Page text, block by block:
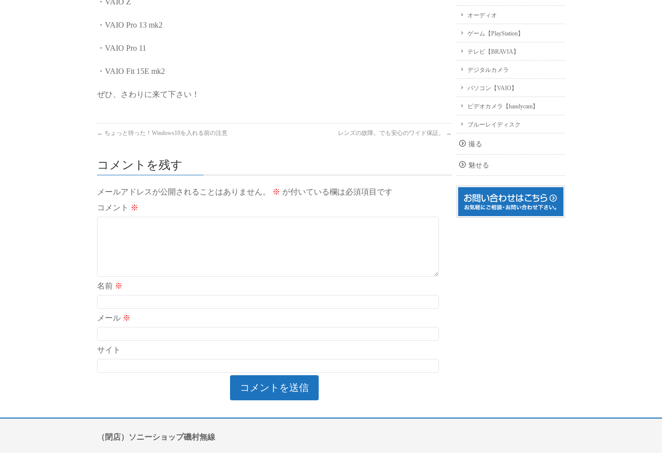
・VAIO Z
・VAIO Pro 13 mk2
・VAIO Pro 11
・VAIO Fit 15E mk2
ぜひ、さわりに来て下さい！
← ちょっと待った！Windows10を入れる前の注意 レンズの故障。でも安心のワイド保証。 →
コメントを残す
メールアドレスが公開されることはありません。 ※ が付いている欄は必須項目です
コメント ※
名前 ※
メール ※
サイト
オーディオ
ゲーム【PlayStation】
テレビ【BRAVIA】
デジタルカメラ
パソコン【VAIO】
ビデオカメラ【handycam】
ブルーレイディスク
撮る
魅せる
（閉店）ソニーショップ磯村無線